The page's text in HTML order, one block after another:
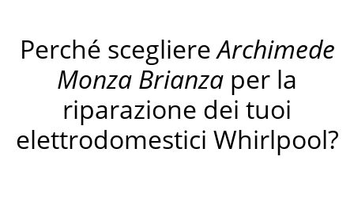
Perché scegliereArchimede
Monza Brianza per la
riparazione dei tuoi
elettrodomestici Whirlpool?